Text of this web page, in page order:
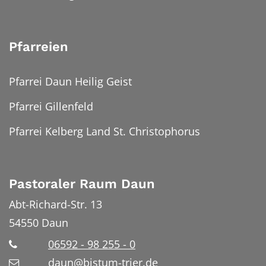
Pfarreien
Pfarrei Daun Heilig Geist
Pfarrei Gillenfeld
Pfarrei Kelberg Land St. Christophorus
Pastoraler Raum Daun
Abt-Richard-Str. 13
54550 Daun
06592 - 98 255 - 0
daun@bistum-trier.de